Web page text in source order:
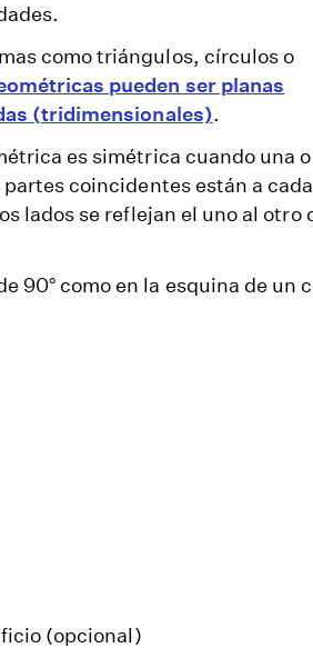
como triángulos, círculos o
pueden ser planas
(tridimensionales).
es simétrica cuando una o
coincidentes están a
lados se reflejan el uno al otro
90° como en la esquina de un
(opcional)